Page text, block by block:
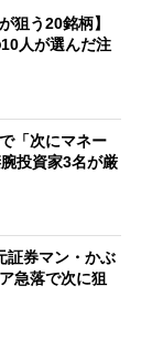
狙う20銘柄】
人が選んだ注
「次にマネー
投資家3名が厳
証券マン・かぶ
急落で次に狙